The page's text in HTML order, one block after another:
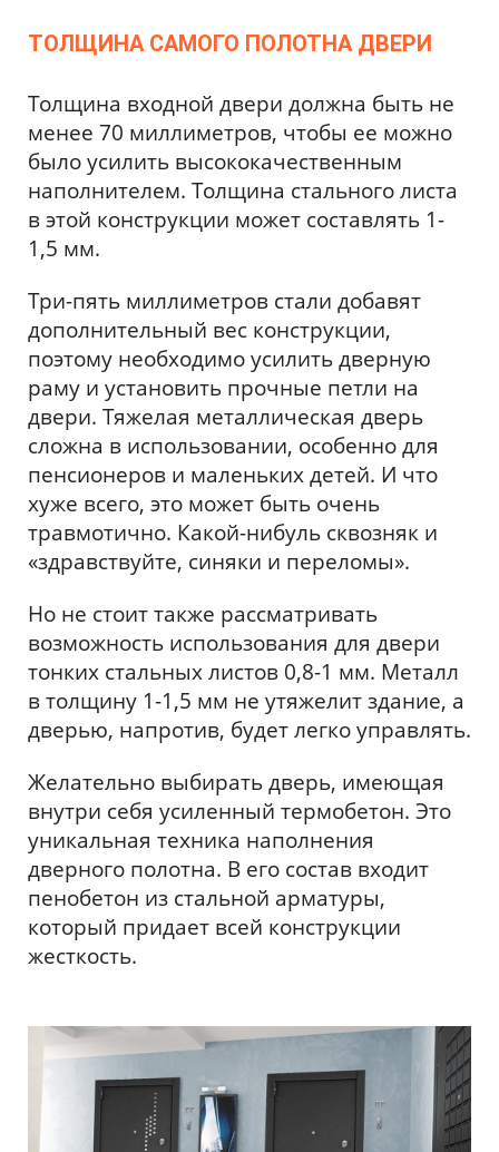
ТОЛЩИНА САМОГО ПОЛОТНА ДВЕРИ
Толщина входной двери должна быть не
менее 70 миллиметров, чтобы ее можно
было усилить высококачественным
наполнителем. Толщина стального листа
в этой конструкции может составлять 1-
1,5 мм.
Три-пять миллиметров стали добавят
дополнительный вес конструкции,
поэтому необходимо усилить дверную
раму и установить прочные петли на
двери. Тяжелая металлическая дверь
сложна в использовании, особенно для
пенсионеров и маленьких детей. И что
хуже всего, это может быть очень
травмотично. Какой-нибуль сквозняк и
«здравствуйте, синяки и переломы».
Но не стоит также рассматривать
возможность использования для двери
тонких стальных листов 0,8-1 мм. Металл
в толщину 1-1,5 мм не утяжелит здание, а
дверью, напротив, будет легко управлять.
Желательно выбирать дверь, имеющая
внутри себя усиленный термобетон. Это
уникальная техника наполнения
дверного полотна. В его состав входит
пенобетон из стальной арматуры,
который придает всей конструкции
жесткость.